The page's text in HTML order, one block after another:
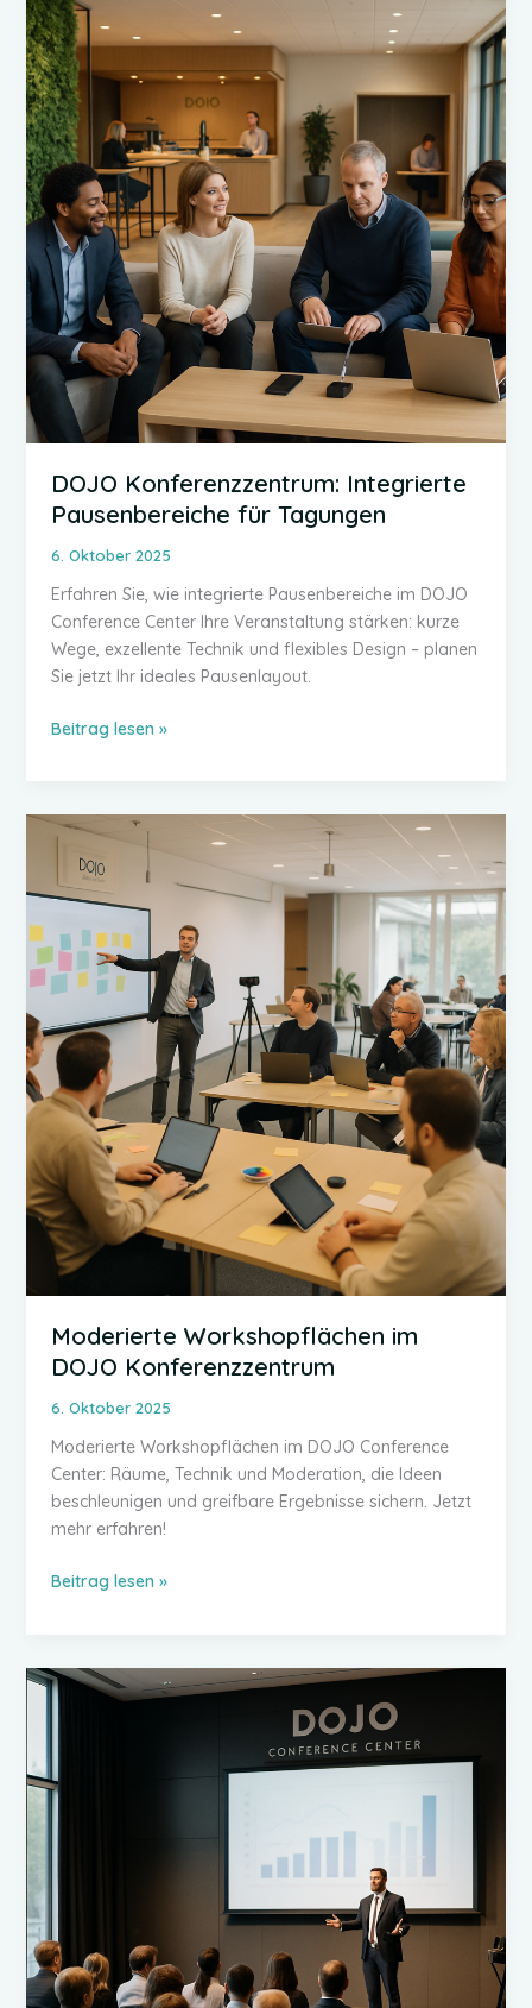
und
Party-
Tipps
DOJO Konferenzzentrum: Integrierte
Pausenbereiche für Tagungen
6. Oktober 2025
Erfahren Sie, wie integrierte Pausenbereiche im DOJO
Conference Center Ihre Veranstaltung stärken: kurze
Wege, exzellente Technik und flexibles Design – planen
Sie jetzt Ihr ideales Pausenlayout.
DOJO
Pausenbereiche
für
Tagungen
Beitrag lesen »
Moderierte Workshopflächen im
DOJO Konferenzzentrum
6. Oktober 2025
Moderierte Workshopflächen im DOJO Conference
Center: Räume, Technik und Moderation, die Ideen
beschleunigen und greifbare Ergebnisse sichern. Jetzt
mehr erfahren!
Moderierte
Konferenzzentrum
Beitrag lesen »